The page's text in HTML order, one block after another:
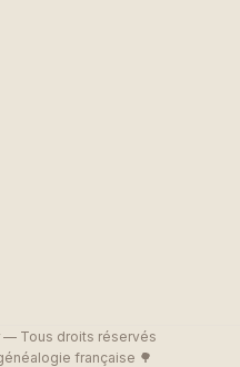
— Tous droits réservés
française 🌳